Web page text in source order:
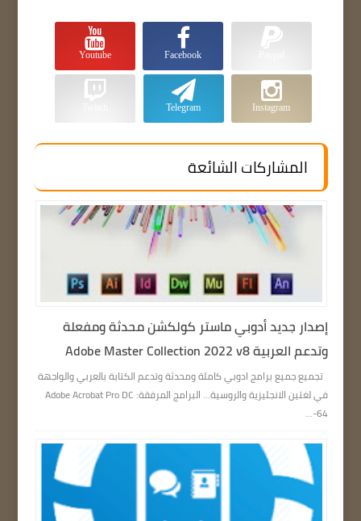
Facebook
Youtube
Instagram
Telegram
المشاركات الشائعة
إصدار جديد أدوبي ماستر كولكشن محدثة ومفعلة
وتدعم العربية Adobe Master Collection 2022 v8
تجميع جميع برامج ادوبي كاملة ومحدثة وتدعم الكتابة بالعربي والواجهة
في لغتين الانجليزية والروسية… البرامج المرفقة: Adobe Acrobat Pro DC
64-...